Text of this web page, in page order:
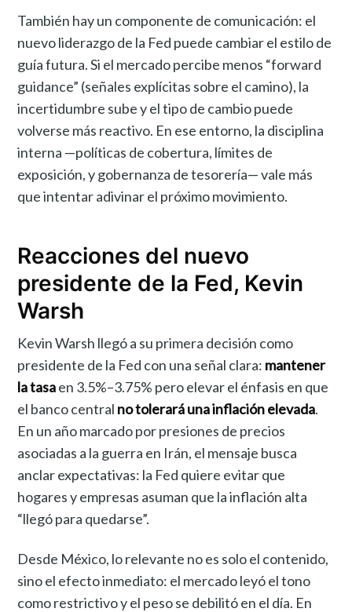
También hay un componente de comunicación: el
nuevo liderazgo de la Fed puede cambiar el estilo de
guía futura. Si el mercado percibe menos “forward
guidance” (señales explícitas sobre el camino), la
incertidumbre sube y el tipo de cambio puede
volverse más reactivo. En ese entorno, la disciplina
interna —políticas de cobertura, límites de
exposición, y gobernanza de tesorería— vale más
que intentar adivinar el próximo movimiento.
Reacciones del nuevo
presidente de la Fed, Kevin
Warsh
Kevin Warsh llegó a su primera decisión como
presidente de la Fed con una señal clara: mantener
la tasaen 3.5%–3.75% pero elevar el énfasis en que
el banco central no tolerará una inflación elevada.
En un año marcado por presiones de precios
asociadas a la guerra en Irán, el mensaje busca
anclar expectativas: la Fed quiere evitar que
hogares y empresas asuman que la inflación alta
“llegó para quedarse”.
Desde México, lo relevante no es solo el contenido,
sino el efecto inmediato: el mercado leyó el tono
como restrictivo y el peso se debilitó en el día. En